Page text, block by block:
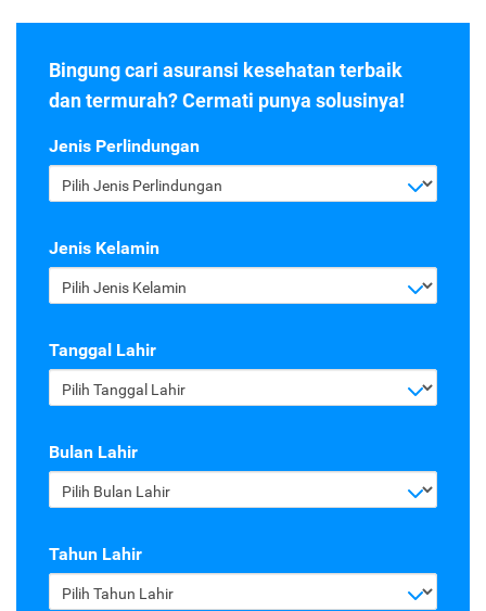
Bingung cari asuransi kesehatan terbaik
dan termurah? Cermati punya solusinya!
Jenis Perlindungan
Pilih Jenis Perlindungan
Jenis Kelamin
Pilih Jenis Kelamin
Tanggal Lahir
Pilih Tanggal Lahir
Bulan Lahir
Pilih Bulan Lahir
Tahun Lahir
Pilih Tahun Lahir